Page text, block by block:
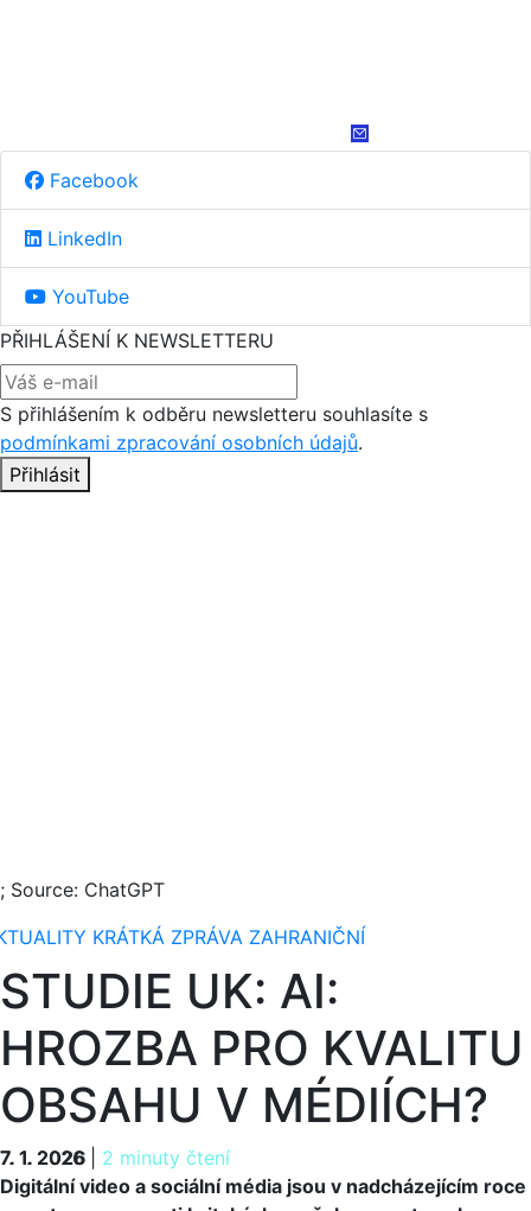
Facebook
LinkedIn
YouTube
PŘIHLÁŠENÍ K NEWSLETTERU
S přihlášením k odběru newsletteru souhlasíte s
podmínkami zpracování osobních údajů.
Přihlásit
Source: ChatGPT
KRÁTKÁ ZPRÁVA ZAHRANIČNÍ
STUDIE UK: AI:
HROZBA PRO KVALITU
OBSAHU V MÉDIÍCH?
7. 1. 2026 2 minuty čtení
7. 1. 2026
Digitální video a sociální média jsou v nadcházejícím roce